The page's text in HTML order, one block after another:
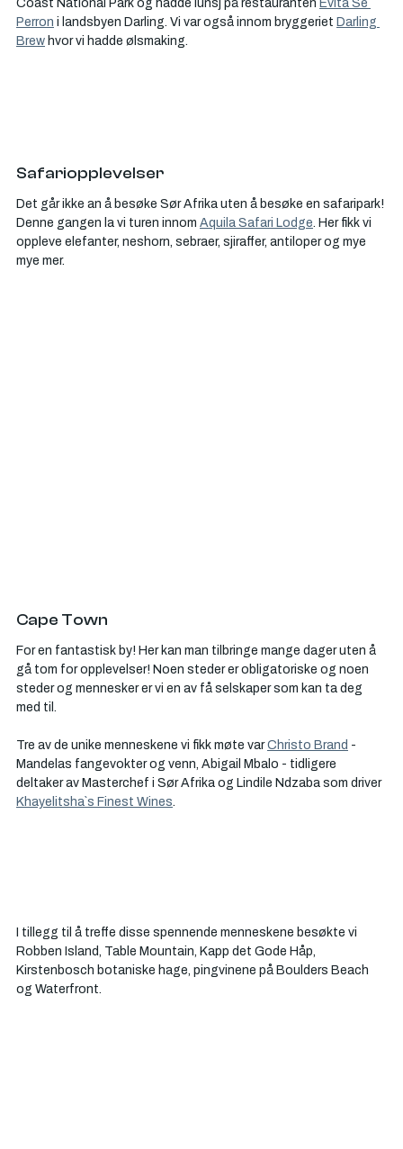
Perron i landsbyen Darling. Vi var også innom bryggeriet Darling
Brew hvor vi hadde ølsmaking.
Safariopplevelser
Det går ikke an å besøke Sør Afrika uten å besøke en safaripark!
Denne gangen la vi turen innom Aquila Safari Lodge. Her fikk vi
oppleve elefanter, neshorn, sebraer, sjiraffer, antiloper og mye
mye mer.
Cape Town
For en fantastisk by! Her kan man tilbringe mange dager uten å
gå tom for opplevelser! Noen steder er obligatoriske og noen
steder og mennesker er vi en av få selskaper som kan ta deg
med til.
Tre av de unike menneskene vi fikk møte var Christo Brand -
Mandelas fangevokter og venn, Abigail Mbalo - tidligere
deltaker av Masterchef i Sør Afrika og Lindile Ndzaba som driver
Khayelitsha`s Finest Wines.
I tillegg til å treffe disse spennende menneskene besøkte vi
Robben Island, Table Mountain, Kapp det Gode Håp,
Kirstenbosch botaniske hage, pingvinene på Boulders Beach
og Waterfront.